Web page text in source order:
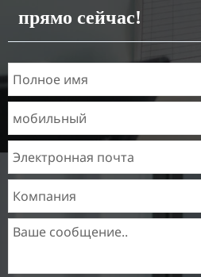
Характеристики
Толщина：0.1мм - 150мм
прямо сейчас!